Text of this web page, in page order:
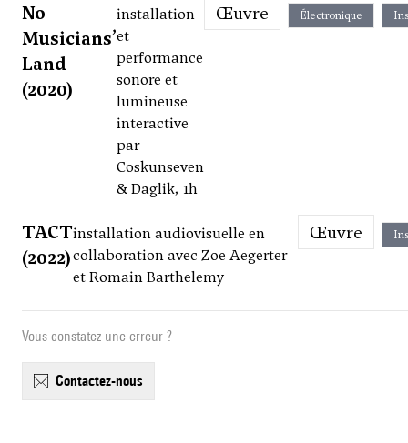
No
Musicians’
Land
(2020)
installation
et
performance
sonore et
lumineuse
interactive
par
Coskunseven
& Daglik, 1h
Œuvre Électronique
TACT
(2022)
installation audiovisuelle en
collaboration avec Zoe Aegerter
et Romain Barthelemy
Œuvre
Vous constatez une erreur ?
contactez-nous